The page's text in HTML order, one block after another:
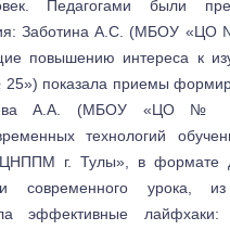
Педагогами были
Заботина А.С. (МБОУ «ЦО
повышению интереса к
показала приемы
А.А. (МБОУ «ЦО №
технологий
г. Тулы», в формате
современного урока,
эффективные лайфхаки: